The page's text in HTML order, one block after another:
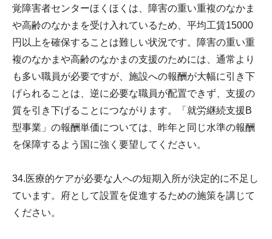
覚障害者センターほくほくは、障害の重い重複のなかま
や高齢のなかまを受け入れているため、平均工賃15000
円以上を確保することは難しい状況です。障害の重い重
複のなかまや高齢のなかまの支援のためには、通常より
も多い職員が必要ですが、施設への報酬が大幅に引き下
げられることは、逆に必要な職員が配置できず、支援の
質を引き下げることにつながります。「就労継続支援B
型事業」の報酬単価については、昨年と同じ水準の報酬
を保障するよう国に強く要望してください。
34.医療的ケアが必要な人への短期入所が決定的に不足し
ています。府として設置を促進するための施策を講じて
ください。